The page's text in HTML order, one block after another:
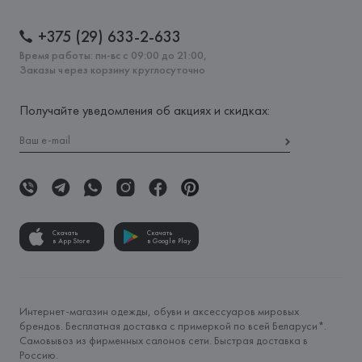
+375 (29) 633-2-633
Время работы: пн-вс с 09:00 до 21:00,
Заказы через корзину круглосуточно
Получайте уведомления об акциях и скидках:
Скачать
в App Store
Скачать
в Google Play
Интернет-магазин одежды, обуви и аксессуаров мировых
брендов. Бесплатная доставка с примеркой по всей Беларуси*.
Самовывоз из фирменных салонов сети. Быстрая доставка в
Россию.